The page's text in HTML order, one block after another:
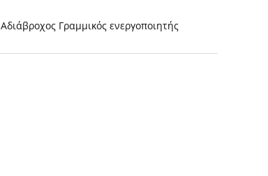
Αδιάβροχος Γραμμικός ενεργοποιητής